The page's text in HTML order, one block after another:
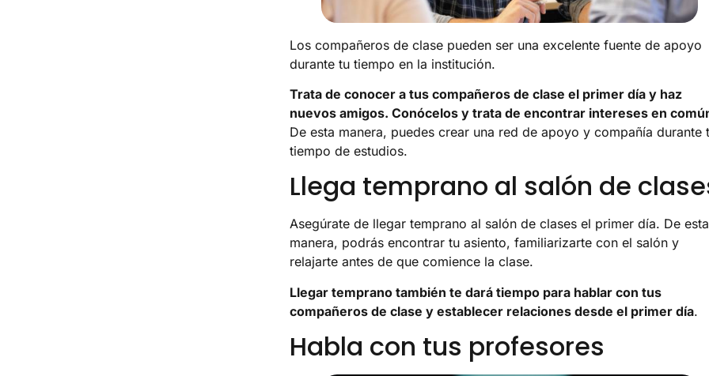
Los compañeros de clase pueden ser una excelente fuente de apoyo
durante tu tiempo en la institución.
Trata de conocer a tus compañeros de clase el primer día y haz
nuevos amigos. Conócelos y trata de encontrar intereses en
De esta manera, puedes crear una red de apoyo y compañía durante
tiempo de estudios.
Llega temprano al salón de
Asegúrate de llegar temprano al salón de clases el primer día. De esta
manera, podrás encontrar tu asiento, familiarizarte con el salón y
relajarte antes de que comience la clase.
Llegar temprano también te dará tiempo para hablar con tus
compañeros de clase y establecer relaciones desde el primer día.
Habla con tus profesores